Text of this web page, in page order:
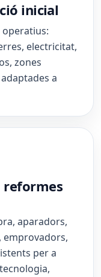
inicial
operatius:
electricitat,
zones
a
reformes
aparadors,
emprovadors,
per a